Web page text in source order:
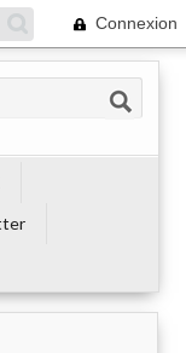
Connexion